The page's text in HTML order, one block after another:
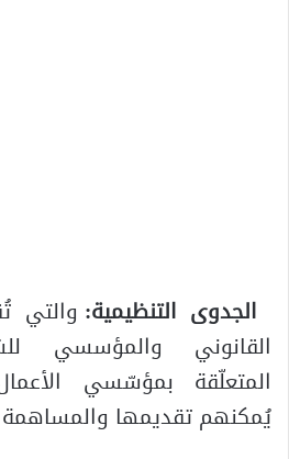
الجدوى التنظيمية: والتي
القانوني والمؤسسي
المتعلّقة بمؤسّسي
يُمكنهم تقديمها